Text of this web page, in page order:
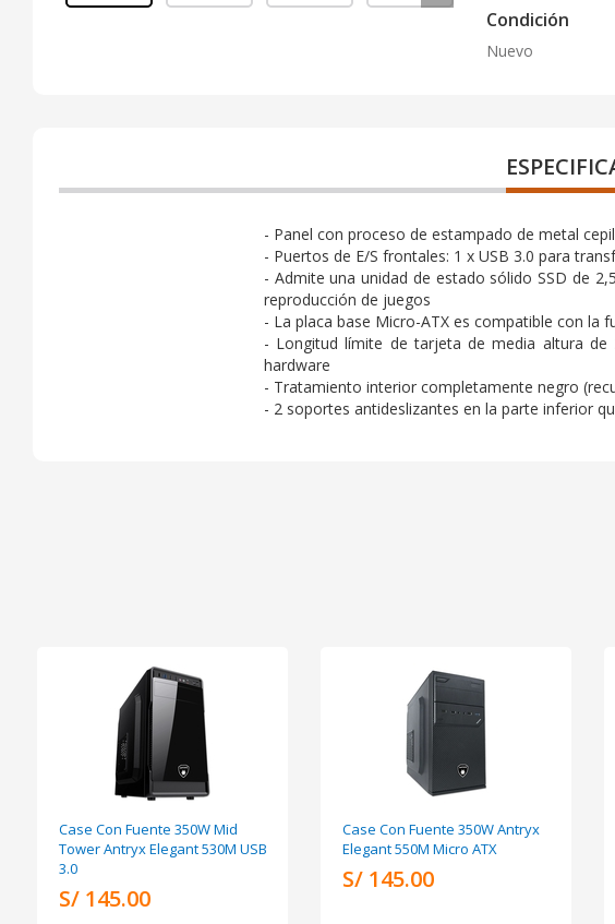
Condición
Nuevo
- Panel con proceso de estampado de metal
- Puertos de E/S frontales: 1 x USB 3.0 para
- Admite una unidad de estado sólido SSD de
reproducción de juegos
- La placa base Micro-ATX es compatible con la
- Longitud límite de tarjeta de media altura
hardware
- Tratamiento interior completamente negro
- 2 soportes antideslizantes en la parte inferior
Case Con Fuente 350W Mid
Tower Antryx Elegant 530M USB
3.0
S/ 145.00
Case Con Fuente 350W Antryx
Elegant 550M Micro ATX
S/ 145.00